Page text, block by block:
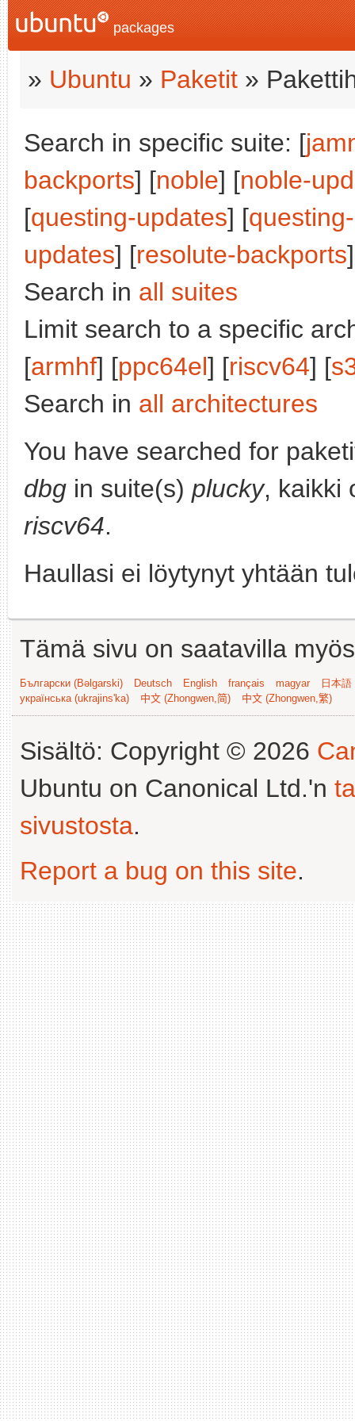
packages
» Ubuntu » Paketit »
Search in specific suite: [
backports] [noble] [noble-
[questing-updates] [
updates] [resolute-backports
Search in all suites
Limit search to a specific
[armhf] [ppc64el] [riscv64] [
Search in all architectures
You have searched for
dbg in suite(s) plucky, kaikki
riscv64.
Haullasi ei löytynyt yhtään
Tämä sivu on saatavilla
Български (Bəlgarski) Deutsch English français magyar
日本
українська (ukrajins'ka)
中文 (Zhongwen,简) 中文 (Zhongwen,繁)
Sisältö: Copyright © 2026
Ubuntu on Canonical Ltd.'n
sivustosta.
Report a bug on this site.